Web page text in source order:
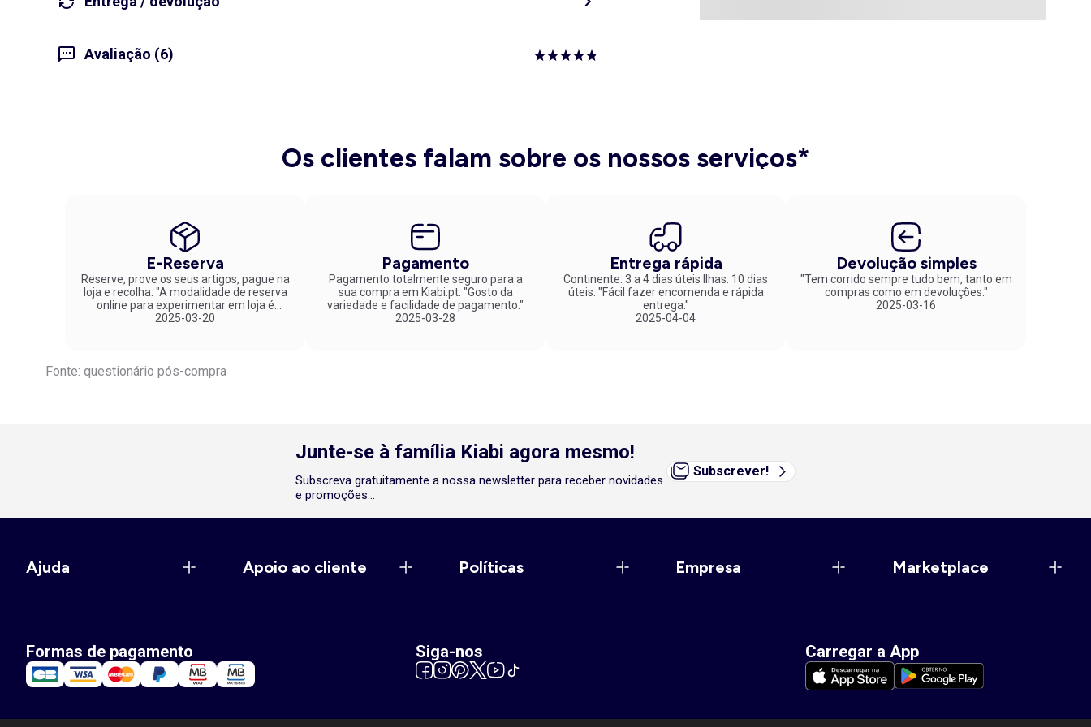
Avaliação (6)
Os clientes falam sobre os nossos serviços*
E-Reserva
Reserve, prove os seus artigos, pague na
loja e recolha. "A modalidade de reserva
online para experimentar em loja é
fantástica. Parabéns pela inovação!"
2025-03-20
Pagamento
Pagamento totalmente seguro para a
sua compra em Kiabi.pt. "Gosto da
variedade e facilidade de pagamento."
2025-03-28
Entrega rápida
Continente: 3 a 4 dias úteis Ilhas: 10 dias
úteis. "Fácil fazer encomenda e rápida
entrega."
2025-04-04
Devolução simples
"Tem corrido sempre tudo bem, tanto em
compras como em devoluções."
2025-03-16
Fonte: questionário pós-compra
Junte-se à família Kiabi agora mesmo!
Subscreva gratuitamente a nossa newsletter para receber novidades
e promoções...
Subscrever!
Ajuda Apoio ao cliente Políticas Empresa Marketplace
Formas de pagamento Siga-nos Carregar a App